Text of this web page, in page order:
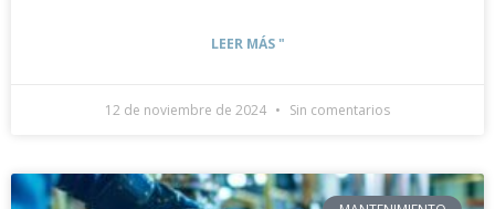
LEER MÁS "
12 de noviembre de 2024 Sin comentarios